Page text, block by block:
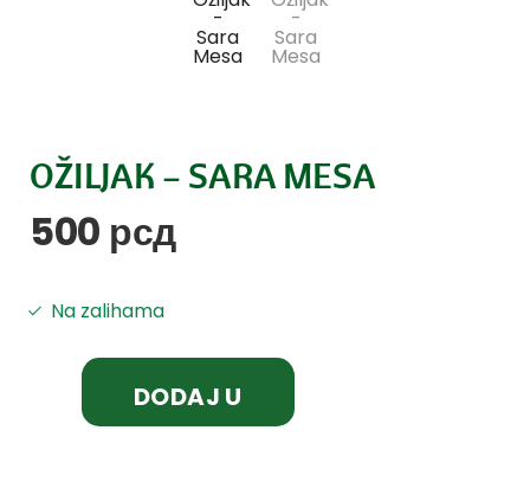
OŽILJAK – SARA MESA
500 рсд
Na zalihama
DODAJ U